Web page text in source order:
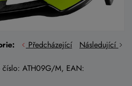
Předcházející Následující
číslo: ATH09G/M, EAN: